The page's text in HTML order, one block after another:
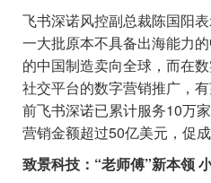
飞书深诺风控副总裁陈国阳
一大批原本不具备出海能力
的中国制造卖向全球，而在
社交平台的数字营销推广，
前飞书深诺已累计服务10万
营销金额超过50亿美元，促
致景科技：“老师傅”新本领